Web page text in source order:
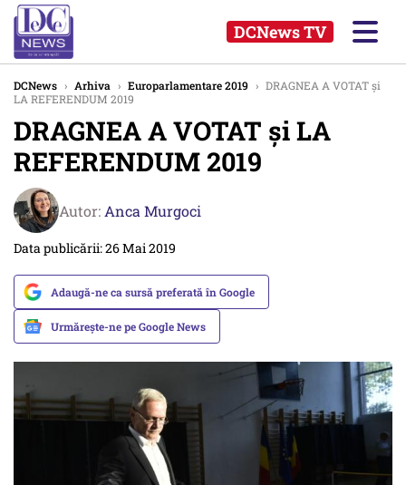
DCNews TV
DCNews › Arhiva › Europarlamentare 2019 › DRAGNEA A VOTAT și
LA REFERENDUM 2019
DRAGNEA A VOTAT și LA
REFERENDUM 2019
Autor: Anca Murgoci
Data publicării: 26 Mai 2019
Adaugă-ne ca sursă preferată în Google
Urmărește-ne pe Google News